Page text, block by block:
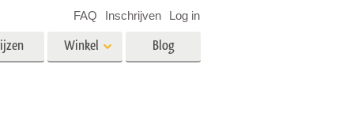
Winkel Blog
FAQ Inschrijven Log in